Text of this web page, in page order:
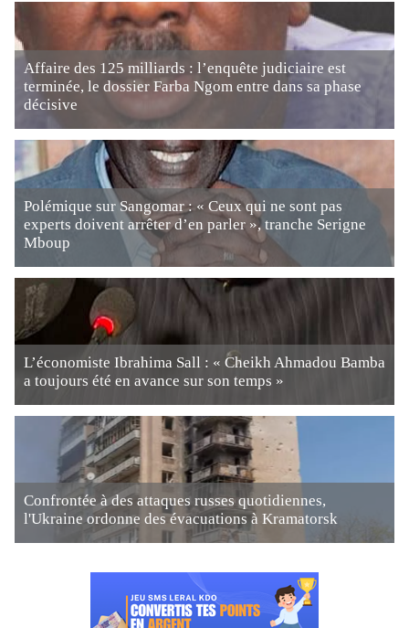
Affaire des 125 milliards : l’enquête judiciaire est
terminée, le dossier Farba Ngom entre dans sa phase
décisive
Polémique sur Sangomar : « Ceux qui ne sont pas
experts doivent arrêter d’en parler », tranche Serigne
Mboup
L’économiste Ibrahima Sall : « Cheikh Ahmadou Bamba
a toujours été en avance sur son temps »
Confrontée à des attaques russes quotidiennes,
l'Ukraine ordonne des évacuations à Kramatorsk